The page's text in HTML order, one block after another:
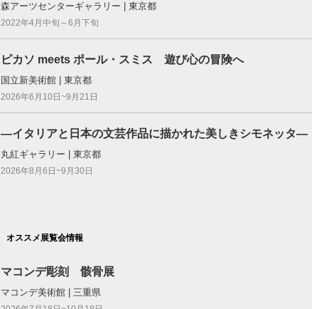
森アーツセンターギャラリー | 東京都
2022年4月中旬～6月下旬
ピカソ meets ポール・スミス 遊び心の冒険へ
国立新美術館 | 東京都
2026年6月10日~9月21日
—イタリアと日本の文芸作品に描かれた美しきシモネッタ—
丸紅ギャラリー | 東京都
2026年8月6日~9月30日
オススメ展覧会情報
マコンデ彫刻 骸骨展
マコンデ美術館 | 三重県